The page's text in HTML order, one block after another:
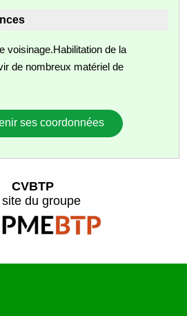
voisinage.Habilitation de la
de nombreux matériel de
ses coordonnées
CVBTP
site du groupe